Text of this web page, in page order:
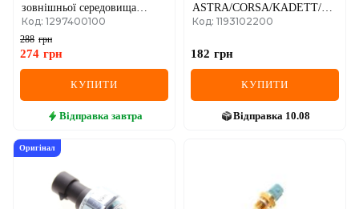
зовнішньої середовища
OPEL ASTRA
F/G/H/VECTRA A/B 1.0-3.2
88-
Код: 1297400100
288 грн
274 грн
КУПИТИ
Відправка завтра
ASTRA/CORSA/KADETT/
1.0-3.8 77-06
Код: 1193102200
182 грн
КУПИТИ
Відправка 10.08
Оригінал